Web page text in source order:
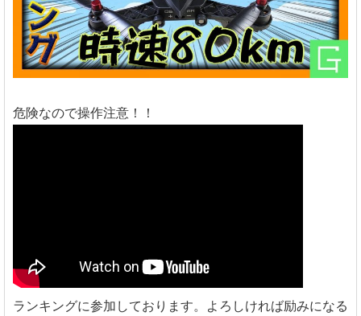
危険なので操作注意！！
ランキングに参加しております。よろしければ励みになる